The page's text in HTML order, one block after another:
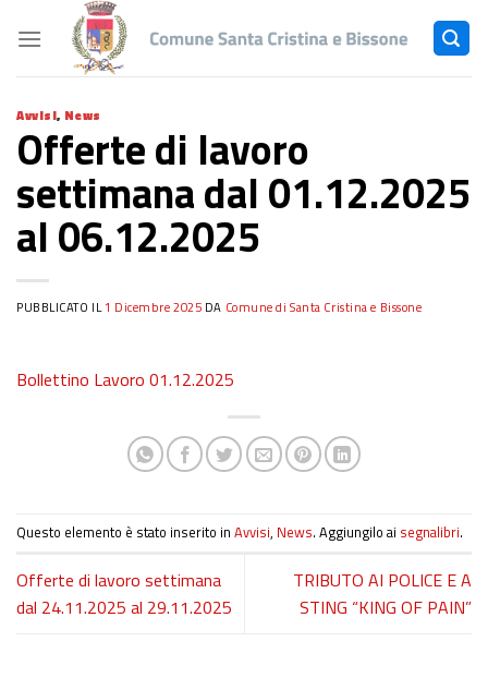
Avvisi, News
Offerte di lavoro
settimana dal 01.12.2025
al 06.12.2025
PUBBLICATO IL1 Dicembre 2025 DA Comune di Santa Cristina e Bissone
Bollettino Lavoro 01.12.2025
Questo elemento è stato inserito in Avvisi, News. Aggiungilo ai segnalibri.
Offerte di lavoro settimana
dal 24.11.2025 al 29.11.2025
TRIBUTO AI POLICE E A
STING “KING OF PAIN”